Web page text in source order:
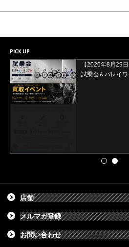
PICK UP
【2026年8月29
試乗会＆バレイ
店舗
メルマガ登録
お問い合わせ